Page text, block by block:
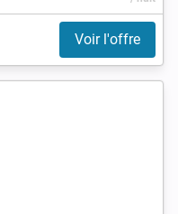
Voir l'offre